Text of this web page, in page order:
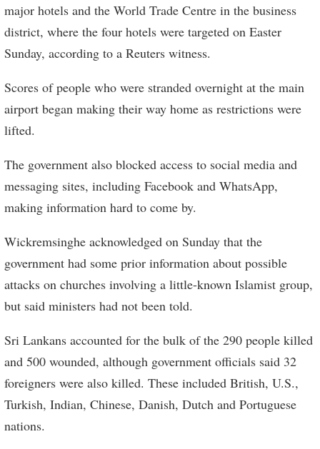
major hotels and the World Trade Centre in the business
district, where the four hotels were targeted on Easter
Sunday, according to a Reuters witness.
Scores of people who were stranded overnight at the main
airport began making their way home as restrictions were
lifted.
The government also blocked access to social media and
messaging sites, including Facebook and WhatsApp,
making information hard to come by.
Wickremsinghe acknowledged on Sunday that the
government had some prior information about possible
attacks on churches involving a little-known Islamist group,
but said ministers had not been told.
Sri Lankans accounted for the bulk of the 290 people killed
and 500 wounded, although government officials said 32
foreigners were also killed. These included British, U.S.,
Turkish, Indian, Chinese, Danish, Dutch and Portuguese
nations.